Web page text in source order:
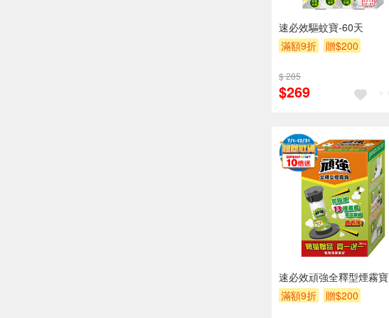
速必效驅蚊寶-60天
滿額9折
贈$200
$ 285
$269
速必效頑強全釋型煙霧寶
滿額9折
贈$200